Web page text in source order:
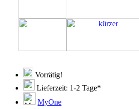
Vorrätig!
Lieferzeit: 1-2 Tage*
MyOne